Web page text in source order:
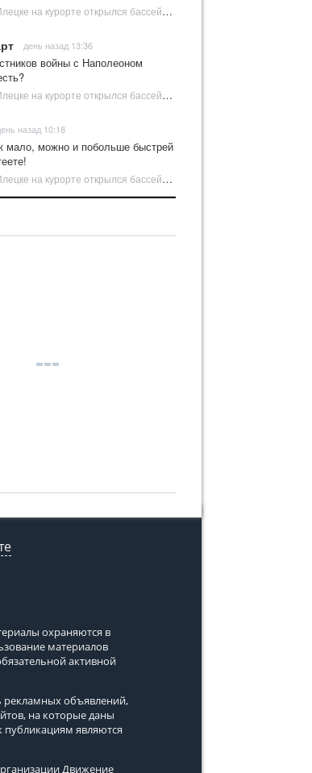
В Соль-Илецке на курорте открылся бассейн с пресной водой | Новости Соль-Илецка
день назад 13:36
войны с Наполеоном
В Соль-Илецке на курорте открылся бассейн с пресной водой | Новости Соль-Илецка
назад 10:18
мало, можно и побольше быстрей
В Соль-Илецке на курорте открылся бассейн с пресной водой | Новости Соль-Илецка
охраняются в
материалов
активной
рекламных объявлений,
на которые даны
являются
Движение